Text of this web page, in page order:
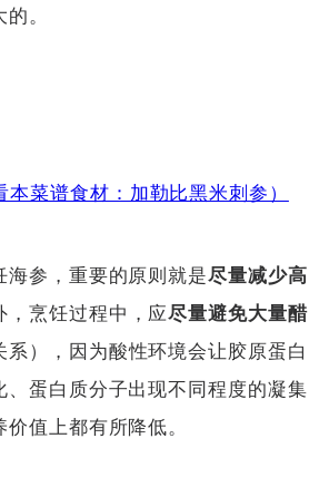
。
本菜谱食材：加勒比黑米刺参）
海参，重要的原则就是尽量减少高
，烹饪过程中，应尽量避免大量醋
系），因为酸性环境会让胶原蛋白
、蛋白质分子出现不同程度的凝集
值上都有所降低。